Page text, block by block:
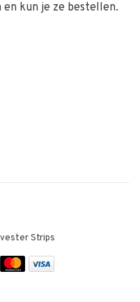
kun je ze bestellen.
Strips